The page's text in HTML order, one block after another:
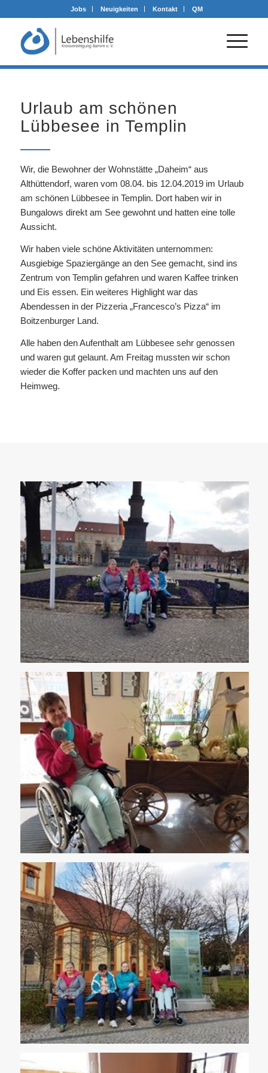
Jobs Neuigkeiten Kontakt QM
Urlaub am schönen
Lübbesee in Templin
Wir, die Bewohner der Wohnstätte „Daheim“ aus
Althüttendorf, waren vom 08.04. bis 12.04.2019 im Urlaub
am schönen Lübbesee in Templin. Dort haben wir in
Bungalows direkt am See gewohnt und hatten eine tolle
Aussicht.
Wir haben viele schöne Aktivitäten unternommen:
Ausgiebige Spaziergänge an den See gemacht, sind ins
Zentrum von Templin gefahren und waren Kaffee trinken
und Eis essen. Ein weiteres Highlight war das
Abendessen in der Pizzeria „Francesco’s Pizza“ im
Boitzenburger Land.
Alle haben den Aufenthalt am Lübbesee sehr genossen
und waren gut gelaunt. Am Freitag mussten wir schon
wieder die Koffer packen und machten uns auf den
Heimweg.